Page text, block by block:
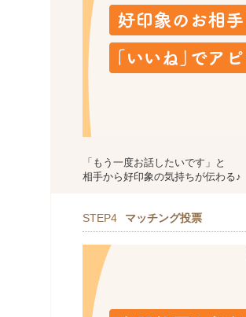
「もう一度お話したいです」と
相手から好印象の気持ちが伝わる♪
STEP4 マッチング投票